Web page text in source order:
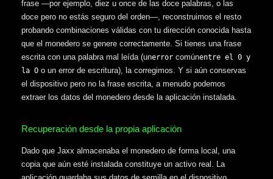
frase —por ejemplo, diez u once de las doce palabras, o las
doce pero no estás seguro del orden—, reconstruimos el resto
probando combinaciones válidas con tu dirección conocida hasta
que el monedero se genere correctamente. Si tienes una frase
escrita con una palabra mal leída (unerror comúnentre el 0 y
la O o un error de escritura), la corregimos. Y si aún conservas
el dispositivo pero no la frase escrita, a menudo podemos
extraer los datos del monedero desde la aplicación instalada.
Recuperación desde la propia aplicación
Dado que Jaxx almacenaba el monedero de forma local, una
copia que aún esté instalada constituye un activo real. La